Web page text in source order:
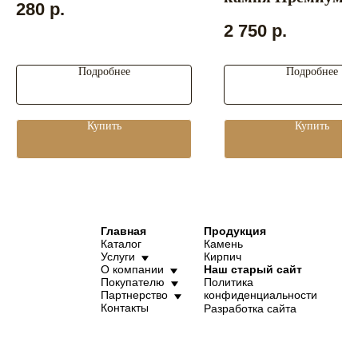
280 р.
Подробнее
Купить
2 750 р.
Подробнее
Купить